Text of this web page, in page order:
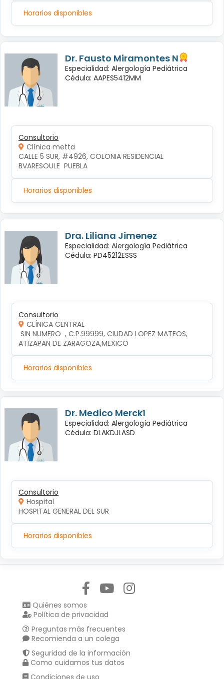
Horarios disponibles
Dr. Fausto Miramontes N
Especialidad: Alergología Pediátrica
Cédula: AAPES5412MM
Consultorio
Clínica metta
CALLE 5 SUR, #4926, COLONIA RESIDENCIAL
BVARESOULE  PUEBLA
Horarios disponibles
Dra. Liliana Jimenez
Especialidad: Alergología Pediátrica
Cédula: PD45212ESSS
Consultorio
CLÍNICA CENTRAL
ATIZAPAN DE ZARAGOZA,MEXICO
Horarios disponibles
Dr. Medico Merck1
Especialidad: Alergología Pediátrica
Cédula: DLAKDJLASD
Consultorio
Hospital
HOSPITAL GENERAL DEL SUR
Horarios disponibles
Quiénes somos
Política de privacidad
Preguntas más frecuentes
Recomienda a un colega
Seguridad de la información
Como cuidamos tus datos
Condiciones de uso